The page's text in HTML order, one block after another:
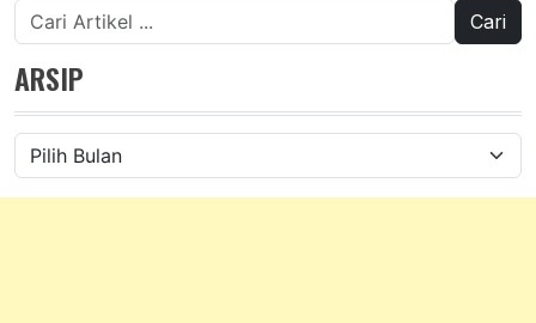
Cari
untuk:
ARSIP
Arsip